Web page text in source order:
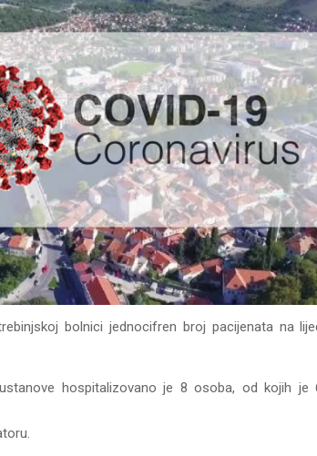
bolnici jednocifren broj pacijenata na
hospitalizovano je 8 osoba, od kojih je